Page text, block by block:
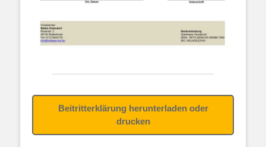
Beitritterklärung herunterladen oder
drucken